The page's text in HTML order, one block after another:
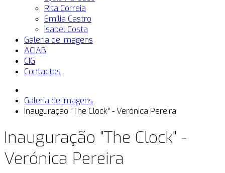
Rita Correia
Emília Castro
Isabel Costa
Galeria de Imagens
ACIAB
CIG
Contactos
Galeria de Imagens
Inauguração "The Clock" - Verónica Pereira
Inauguração "The Clock" -
Verónica Pereira